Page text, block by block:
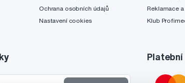
Ochrana osobních údajů
Nastavení cookies
Reklamace a
Klub